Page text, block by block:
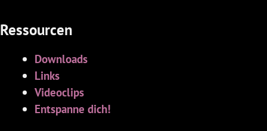
Ressourcen
Downloads
Links
Videoclips
Entspanne dich!